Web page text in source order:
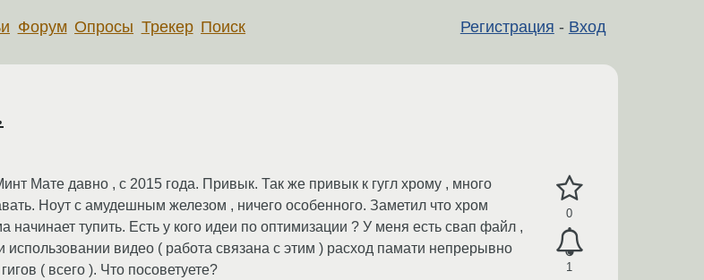
Регистрация - Вход
Форум Опросы Трекер Поиск
0
1
Мате давно , с 2015 года. Привык. Так же привык к гугл хрому , много
Ноут с амудешным железом , ничего особенного. Заметил что хром
начинает тупить. Есть у кого идеи по оптимизации ? У меня есть свап файл ,
видео ( работа связана с этим ) расход памати непрерывно
( всего ). Что посоветуете?